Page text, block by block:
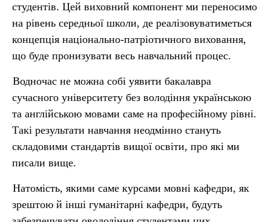
студентів. Цей виховний компонент ми переносимо
на рівень середньої школи, де реалізовуватиметься
концепція національно-патріотичного виховання,
що буде пронизувати весь навчальний процес.
Водночас не можна собі уявити бакалавра
сучасного університету без володіння українською
та англійською мовами саме на професійному рівні.
Такі результати навчання неодмінно стануть
складовими стандартів вищої освіти, про які ми
писали вище.
Натомість, якими саме курсами мовні кафедри, як
зрештою й інші гуманітарні кафедри, будуть